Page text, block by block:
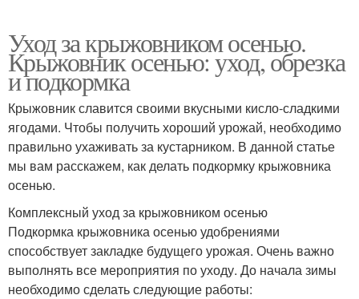
Уход за крыжовником осенью.
Крыжовник осенью: уход, обрезка
и подкормка
Крыжовник славится своими вкусными кисло-сладкими
ягодами. Чтобы получить хороший урожай, необходимо
правильно ухаживать за кустарником. В данной статье
мы вам расскажем, как делать подкормку крыжовника
осенью.
Комплексный уход за крыжовником осенью
Подкормка крыжовника осенью удобрениями
способствует закладке будущего урожая. Очень важно
выполнять все мероприятия по уходу. До начала зимы
необходимо сделать следующие работы: